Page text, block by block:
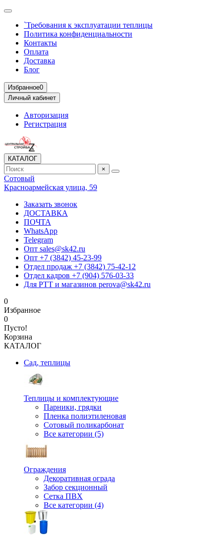
`Требования к эксплуатации теплицы
Политика конфиденциальности
Контакты
Оплата
Доставка
Блог
Избранное0
Личный кабинет
Авторизация
Регистрация
КАТАЛОГ
×
Сотовый
Красноармейская улица, 59
Заказать звонок
ДОСТАВКА
ПОЧТА
WhatsApp
Telegram
Опт sales@sk42.ru
Опт +7 (3842) 45-23-99
Отдел продаж +7 (3842) 75-42-12
Отдел кадров +7 (904) 576-03-33
Для РТТ и магазинов perova@sk42.ru
0
Избранное
0
Пусто!
Корзина
КАТАЛОГ
Сад, теплицы
Теплицы и комплектующие
Парники, грядки
Пленка полиэтиленовая
Сотовый поликарбонат
Все категории (5)
Ограждения
Декоративная ограда
Забор секционный
Сетка ПВХ
Все категории (4)